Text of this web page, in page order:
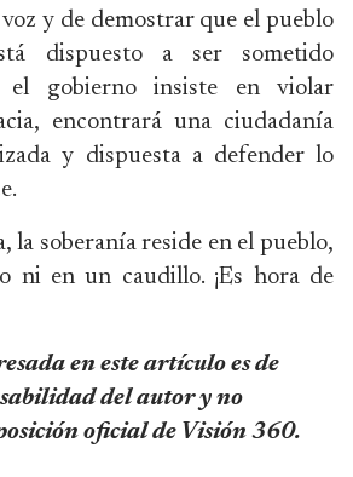
voz y de demostrar que el pueblo
dispuesto a ser sometido
el gobierno insiste en violar
encontrará una ciudadanía
y dispuesta a defender lo
la soberanía reside en el pueblo,
ni en un caudillo. ¡Es hora de
en este artículo es de
del autor y no
oficial de Visión 360.